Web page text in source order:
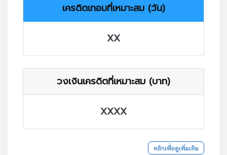
เครดิตเทอมที่เหมาะสม (วัน)
XX
วงเงินเครดิตที่เหมาะสม (บาท)
XXXX
คลิกเพื่อดูเพิ่มเติม